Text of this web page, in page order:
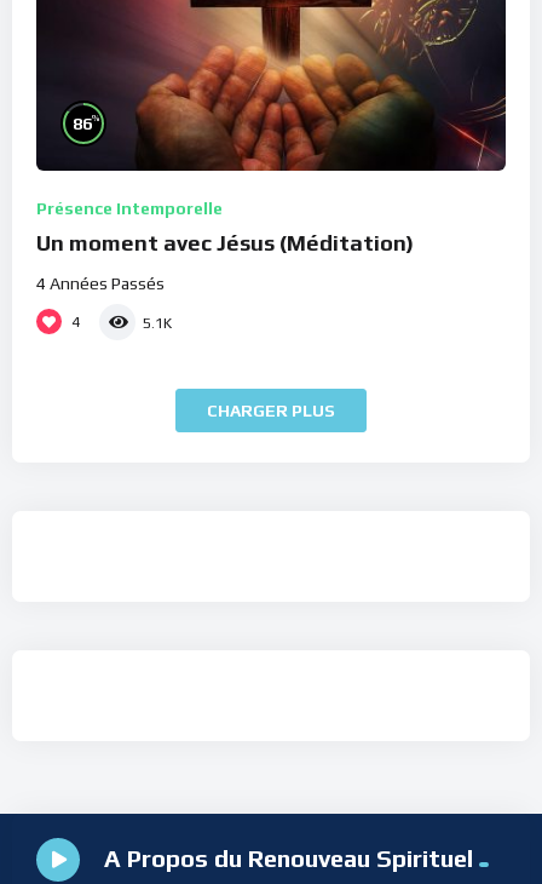
86%
Présence Intemporelle
Un moment avec Jésus (Méditation)
4 Années Passés
4 5.1K
CHARGER PLUS
A Propos du Renouveau Spirituel